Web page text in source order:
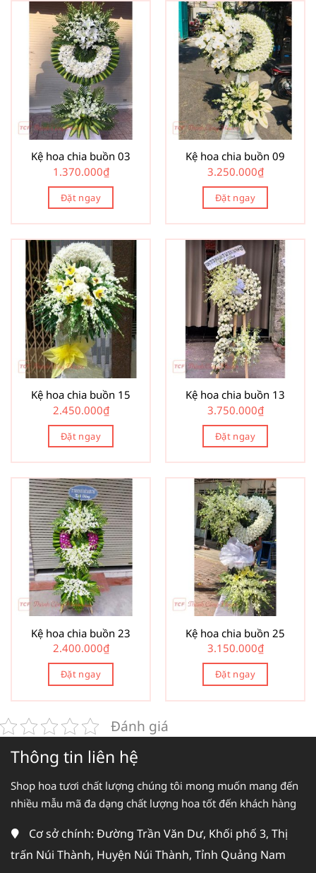
Kệ hoa chia buồn 03
1.370.000₫
Đặt ngay
Kệ hoa chia buồn 09
3.250.000₫
Đặt ngay
Kệ hoa chia buồn 15
2.450.000₫
Đặt ngay
Kệ hoa chia buồn 13
3.750.000₫
Đặt ngay
Kệ hoa chia buồn 23
2.400.000₫
Đặt ngay
Kệ hoa chia buồn 25
3.150.000₫
Đặt ngay
Đánh giá
Thông tin liên hệ
Shop hoa tươi chất lượng chúng tôi mong muốn mang đến
nhiều mẫu mã đa dạng chất lượng hoa tốt đến khách hàng
Cơ sở chính: Đường Trần Văn Dư, Khối phố 3, Thị
trấn Núi Thành, Huyện Núi Thành, Tỉnh Quảng Nam